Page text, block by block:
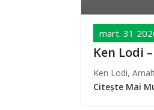
Ken Lodi
mart. 31
Ken Lodi,
Citește Mai